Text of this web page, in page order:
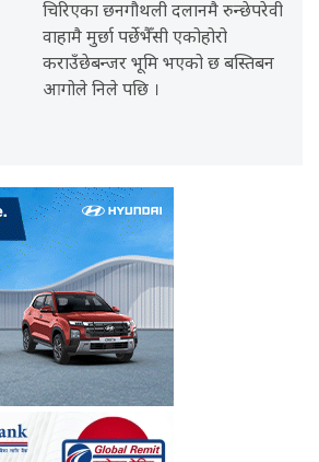
चिरिएका छनगौथली दलानमै रुन्छेपरेवी
वाहामै मुर्छा पर्छेभैँसी एकोहोरो
कराउँछेबन्जर भूमि भएको छ बस्तिबन
आगोले निले पछि ।